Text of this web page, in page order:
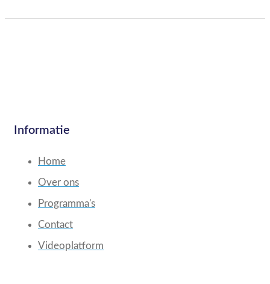
Informatie
Home
Over ons
Programma's
Contact
Videoplatform